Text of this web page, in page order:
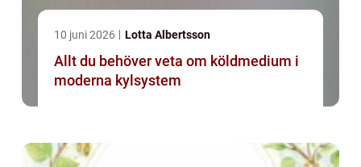
10 juni 2026 Lotta Albertsson
Allt du behöver veta om köldmedium i
moderna kylsystem